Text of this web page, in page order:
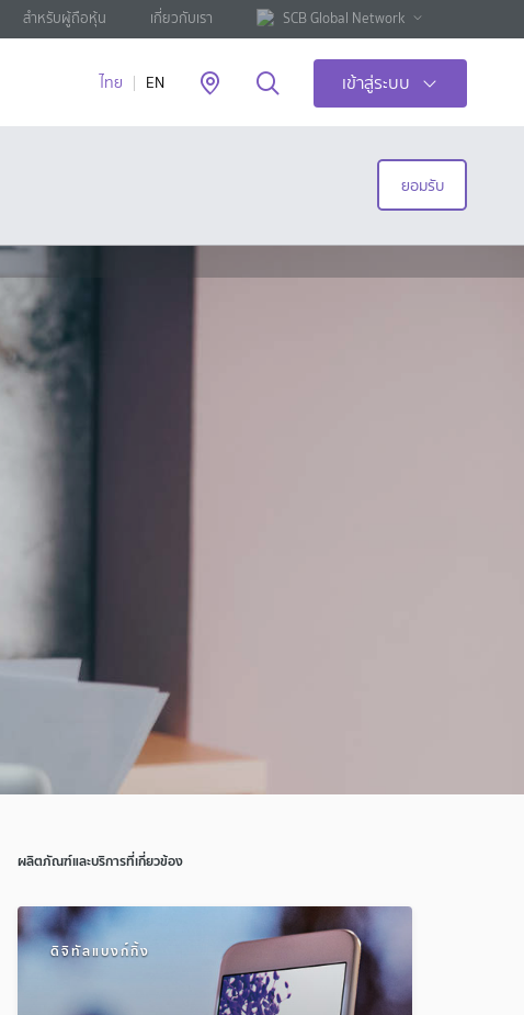
สำหรับผู้ถือหุ้น เกี่ยวกับเรา SCB Global Network
ไทย EN เข้าสู่ระบบ
ยอมรับ
ผลิตภัณฑ์และบริการที่เกี่ยวข้อง
ดิจิทัลแบงก์กิ้ง